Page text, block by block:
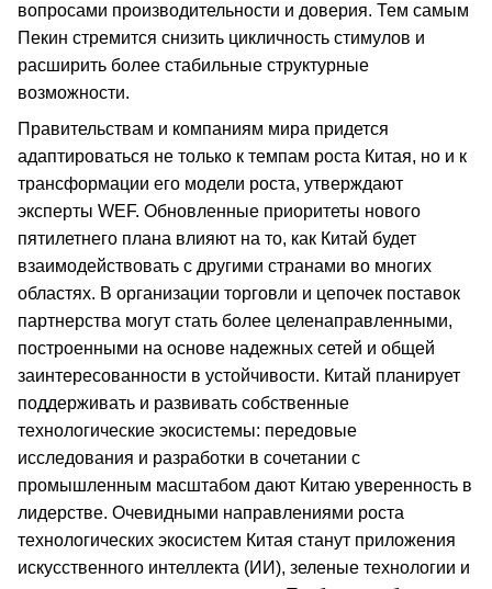
вопросами производительности и доверия. Тем самым
Пекин стремится снизить цикличность стимулов и
расширить более стабильные структурные
возможности.
Правительствам и компаниям мира придется
адаптироваться не только к темпам роста Китая, но и к
трансформации его модели роста, утверждают
эксперты WEF. Обновленные приоритеты нового
пятилетнего плана влияют на то, как Китай будет
взаимодействовать с другими странами во многих
областях. В организации торговли и цепочек поставок
партнерства могут стать более целенаправленными,
построенными на основе надежных сетей и общей
заинтересованности в устойчивости. Китай планирует
поддерживать и развивать собственные
технологические экосистемы: передовые
исследования и разработки в сочетании с
промышленным масштабом дают Китаю уверенность в
лидерстве. Очевидными направлениями роста
технологических экосистем Китая станут приложения
искусственного интеллекта (ИИ), зеленые технологии и